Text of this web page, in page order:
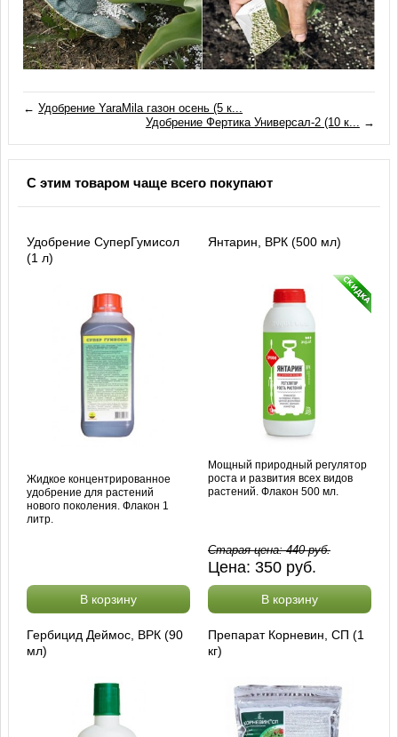
←Удобрение YaraMila газон осень (5 к...
Удобрение Фертика Универсал-2 (10 к...
→
С этим товаром чаще всего покупают
Удобрение СуперГумисол
(1 л)
Жидкое концентрированное
удобрение для растений
нового поколения. Флакон 1
литр.
В корзину
Янтарин, ВРК (500 мл)
Мощный природный регулятор
роста и развития всех видов
растений. Флакон 500 мл.
Старая цена:440руб.
Цена: 350 руб.
В корзину
Гербицид Деймос, ВРК (90
мл)
Препарат Корневин, СП (1
кг)